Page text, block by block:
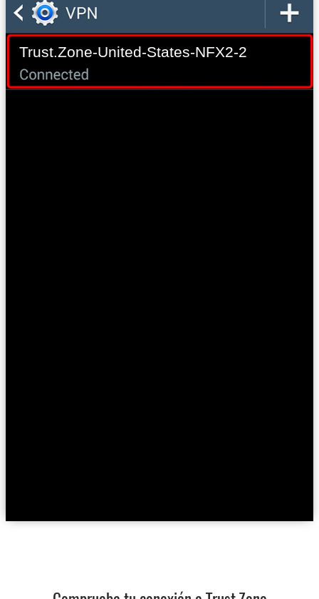
Trust.Zone-United-States-NFX2-2